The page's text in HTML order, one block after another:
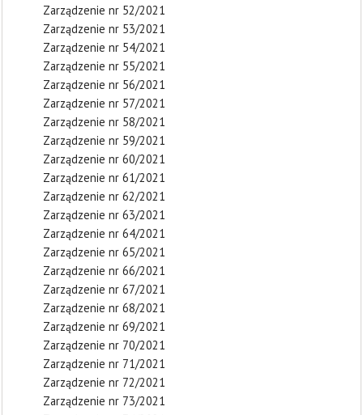
Zarządzenie nr 52/2021
Zarządzenie nr 53/2021
Zarządzenie nr 54/2021
Zarządzenie nr 55/2021
Zarządzenie nr 56/2021
Zarządzenie nr 57/2021
Zarządzenie nr 58/2021
Zarządzenie nr 59/2021
Zarządzenie nr 60/2021
Zarządzenie nr 61/2021
Zarządzenie nr 62/2021
Zarządzenie nr 63/2021
Zarządzenie nr 64/2021
Zarządzenie nr 65/2021
Zarządzenie nr 66/2021
Zarządzenie nr 67/2021
Zarządzenie nr 68/2021
Zarządzenie nr 69/2021
Zarządzenie nr 70/2021
Zarządzenie nr 71/2021
Zarządzenie nr 72/2021
Zarządzenie nr 73/2021